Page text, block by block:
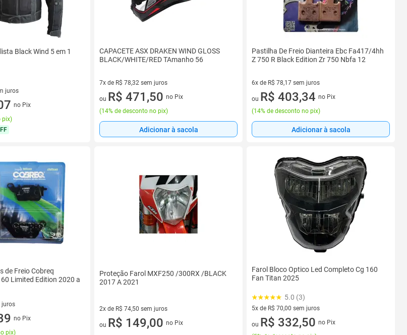
Black Wind 5 em 1
juros
juros
no Pix
pix)
CAPACETE ASX DRAKEN WIND GLOSS
BLACK/WHITE/RED TAmanho 56
7x de R$ 78,32 sem juros
7 vez de R$ 78,32 sem juros
ou R$ 471,50 no Pix
(14% de desconto no pix)
Adicionar à sacola
Pastilha De Freio Dianteira Ebc Fa417/4hh
Z 750 R Black Edition Zr 750 Nbfa 12
6x de R$ 78,17 sem juros
6 vez de R$ 78,17 sem juros
ou R$ 403,34 no Pix
(14% de desconto no pix)
Adicionar à sacola
de Freio Cobreq
Limited Edition 2020 a
juros
jurosno Pix
pix)
Proteção Farol MXF250 /300RX /BLACK
2017 A 2021
2x de R$ 74,50 sem juros
2 vez de R$ 74,50 sem juros
ou R$ 149,00 no Pix
Farol Bloco Optico Led Completo Cg 160
Fan Titan 2025
5.0 (3)
5x de R$ 70,00 sem juros
5 vez de R$ 70,00 sem juros
ou R$ 332,50 no Pix